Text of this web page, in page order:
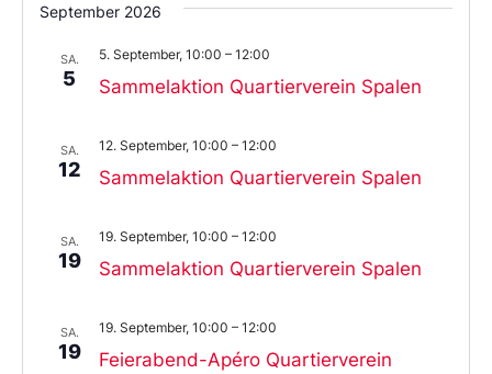
September 2026
SA.
5 Sammelaktion Quartierverein Spalen
5. September, 10:00 – 12:00
SA.
12 Sammelaktion Quartierverein Spalen
12. September, 10:00 – 12:00
SA.
19 Sammelaktion Quartierverein Spalen
19. September, 10:00 – 12:00
SA.
19
Feierabend-Apéro Quartierverein
19. September, 10:00 – 12:00